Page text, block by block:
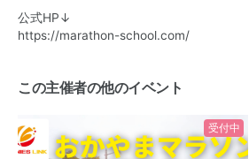
公式HP↓
https://marathon-school.com/
この主催者の他のイベント
受付中